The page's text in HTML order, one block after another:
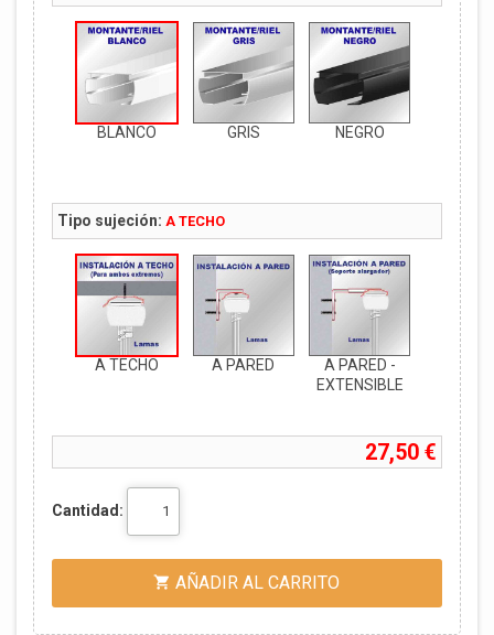
BLANCO GRIS NEGRO
Tipo sujeción: A TECHO
A TECHO A PARED
A PARED -
EXTENSIBLE
27,50 €
Cantidad:
 AÑADIR AL CARRITO